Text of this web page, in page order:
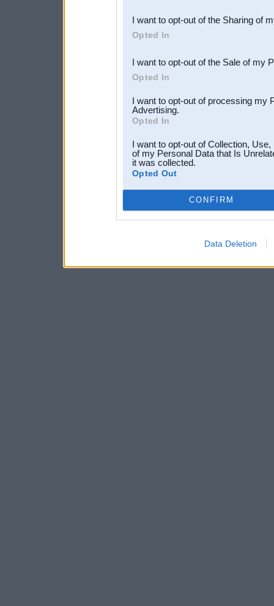
Downstream Participants
third parties.
I want to opt-out of the Sharing of
Opted In
I want to opt-out of the Sale of my
Opted In
I want to opt-out of processing my
Advertising.
Opted In
I want to opt-out of Collection,
of my Personal Data that Is
it was collected.
Opted Out
CONFIRM
Data Deletion